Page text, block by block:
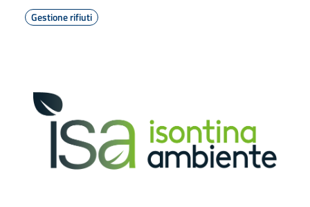
Gestione rifiuti